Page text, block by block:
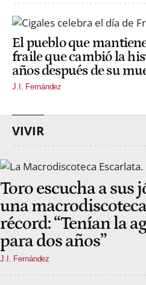
El pueblo que
fraile que cambió la
años después de su
J.I. Fernández
VIVIR
Toro escucha a sus
una
récord: “Tenían la
para dos años”
J.I. Fernández